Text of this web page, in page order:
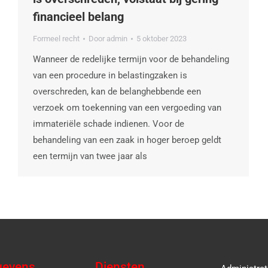
financieel belang
Formeel recht Door admin 5 oktober 2023
Wanneer de redelijke termijn voor de behandeling
van een procedure in belastingzaken is
overschreden, kan de belanghebbende een
verzoek om toekenning van een vergoeding van
immateriële schade indienen. Voor de
behandeling van een zaak in hoger beroep geldt
een termijn van twee jaar als